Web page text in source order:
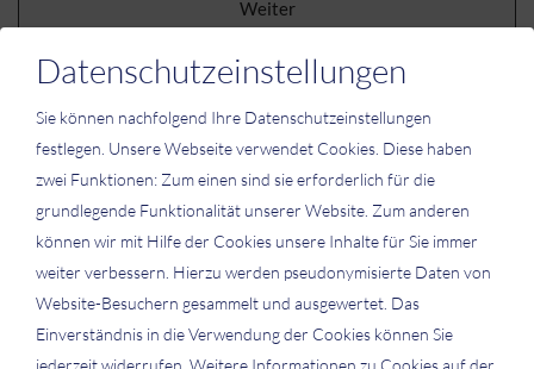
Weiter
Bitte aktivieren Sie in den Cookie Einstellungen die Option
"Funktionalität" für die korrekte Map-Darstellung
Cookie Einstellungen
Datenschutzeinstellungen
Sie können nachfolgend Ihre Datenschutzeinstellungen
festlegen. Unsere Webseite verwendet Cookies. Diese haben
zwei Funktionen: Zum einen sind sie erforderlich für die
grundlegende Funktionalität unserer Website. Zum anderen
können wir mit Hilfe der Cookies unsere Inhalte für Sie immer
weiter verbessern. Hierzu werden pseudonymisierte Daten von
Website-Besuchern gesammelt und ausgewertet. Das
Einverständnis in die Verwendung der Cookies können Sie